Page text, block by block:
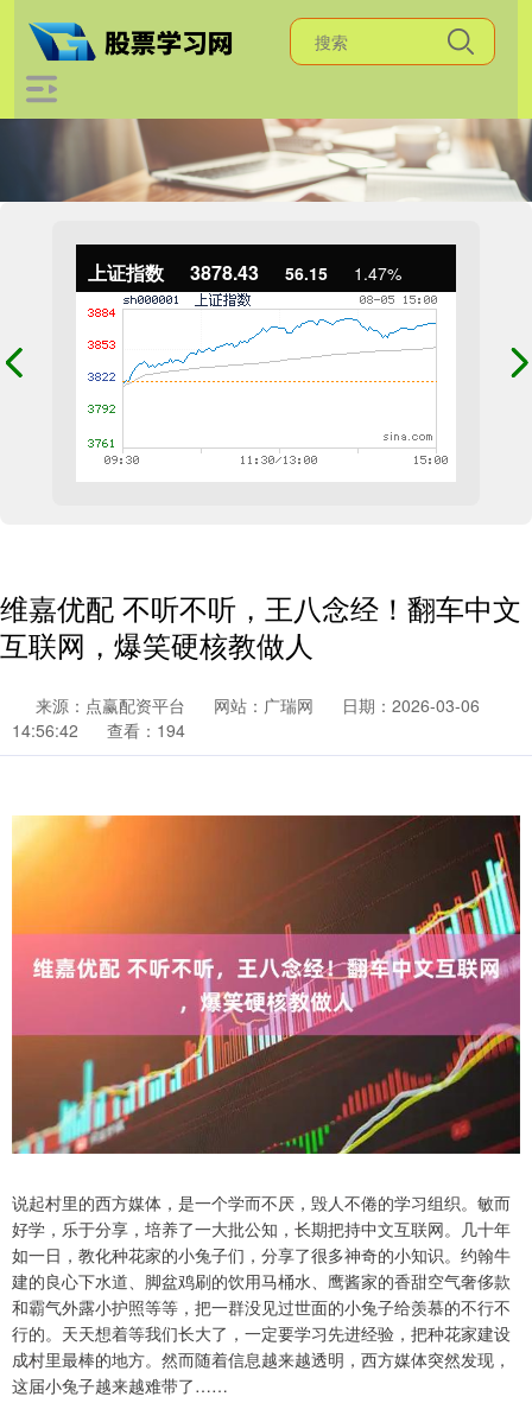
上证指数 3878.43 56.15 1.47%
维嘉优配 不听不听，王八念经！翻车中文
互联网，爆笑硬核教做人
来源：点赢配资平台 网站：广瑞网
日期：2026-03-06
14:56:42
查看：194
说起村里的西方媒体，是一个学而不厌，毁人不倦的学习组织。敏而
好学，乐于分享，培养了一大批公知，长期把持中文互联网。几十年
如一日，教化种花家的小兔子们，分享了很多神奇的小知识。约翰牛
建的良心下水道、脚盆鸡刷的饮用马桶水、鹰酱家的香甜空气奢侈款
和霸气外露小护照等等，把一群没见过世面的小兔子给羡慕的不行不
行的。天天想着等我们长大了，一定要学习先进经验，把种花家建设
成村里最棒的地方。然而随着信息越来越透明，西方媒体突然发现，
这届小兔子越来越难带了……